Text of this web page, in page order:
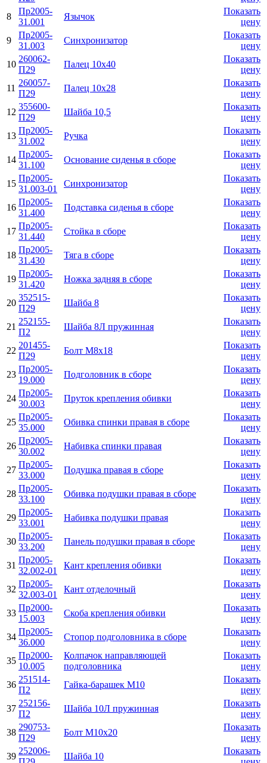
8
Пр2005-
31.001
Язычок
Показать
цену
9
Пр2005-
31.003
Синхронизатор
Показать
цену
10
260062-
П29
Палец 10х40
Показать
цену
11
260057-
П29
Палец 10х28
Показать
цену
12
355600-
П29
Шайба 10,5
Показать
цену
13
Пр2005-
31.002
Ручка
Показать
цену
14
Пр2005-
31.100
Основание сиденья в сборе
Показать
цену
15
Пр2005-
31.003-01
Синхронизатор
Показать
цену
16
Пр2005-
31.400
Подставка сиденья в сборе
Показать
цену
17
Пр2005-
31.440
Стойка в сборе
Показать
цену
18
Пр2005-
31.430
Тяга в сборе
Показать
цену
19
Пр2005-
31.420
Ножка задняя в сборе
Показать
цену
20
352515-
П29
Шайба 8
Показать
цену
21
252155-
П2
Шайба 8Л пружинная
Показать
цену
22
201455-
П29
Болт М8х18
Показать
цену
23
Пр2005-
19.000
Подголовник в сборе
Показать
цену
24
Пр2005-
30.003
Пруток крепления обивки
Показать
цену
25
Пр2005-
35.000
Обивка спинки правая в сборе
Показать
цену
26
Пр2005-
30.002
Набивка спинки правая
Показать
цену
27
Пр2005-
33.000
Подушка правая в сборе
Показать
цену
28
Пр2005-
33.100
Обивка подушки правая в сборе
Показать
цену
29
Пр2005-
33.001
Набивка подушки правая
Показать
цену
30
Пр2005-
33.200
Панель подушки правая в сборе
Показать
цену
31
Пр2005-
32.002-01
Кант крепления обивки
Показать
цену
32
Пр2005-
32.003-01
Кант отделочный
Показать
цену
33
Пр2000-
15.003
Скоба крепления обивки
Показать
цену
34
Пр2005-
36.000
Стопор подголовника в сборе
Показать
цену
35
Пр2000-
10.005
Колпачок направляющей
подголовника
Показать
цену
36
251514-
П2
Гайка-барашек М10
Показать
цену
37
252156-
П2
Шайба 10Л пружинная
Показать
цену
38
290753-
П29
Болт М10х20
Показать
цену
39
252006-
Шайба 10
Показать